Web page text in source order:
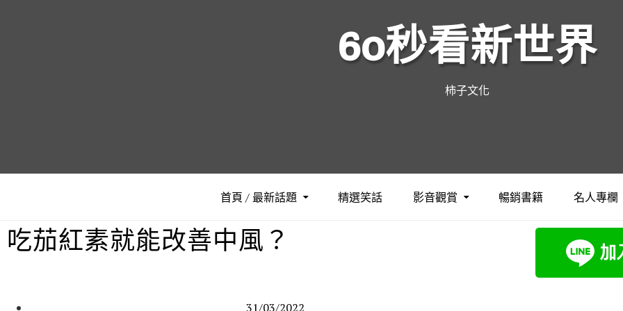
60秒看新世界
柿子文化
首頁 / 最新話題 精選笑話 影音觀賞 暢銷書籍 名人專欄
吃茄紅素就能改善中風？
31/03/2022